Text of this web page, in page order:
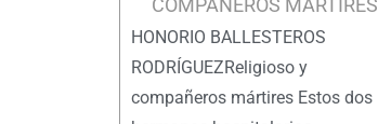
COMPAÑEROS MÁRTIRES
HONORIO BALLESTEROS
RODRÍGUEZReligioso y
compañeros mártires Estos dos